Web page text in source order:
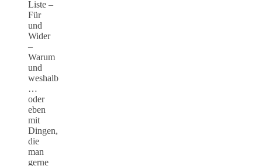
Liste –
Für
und
Wider
–
Warum
und
weshalb
…
oder
eben
mit
Dingen,
die
man
gerne